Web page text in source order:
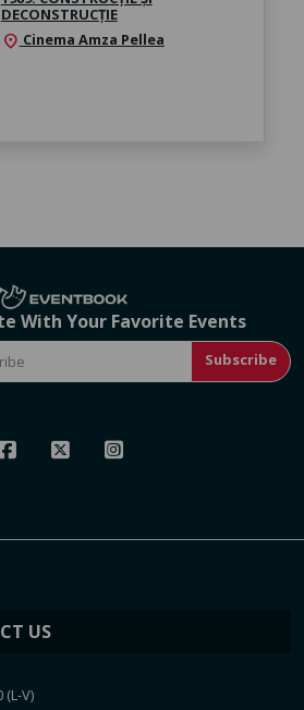
DECONSTRUCȚIE
location_on Cinema Amza Pellea
With Your Favorite Events
Subscribe
US
V)